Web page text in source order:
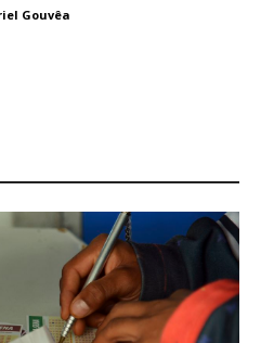
Gouvêa